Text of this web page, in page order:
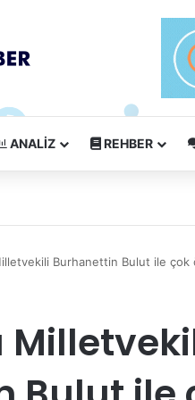
ANALIZ REHBER
Burhanettin Bulut ile çok